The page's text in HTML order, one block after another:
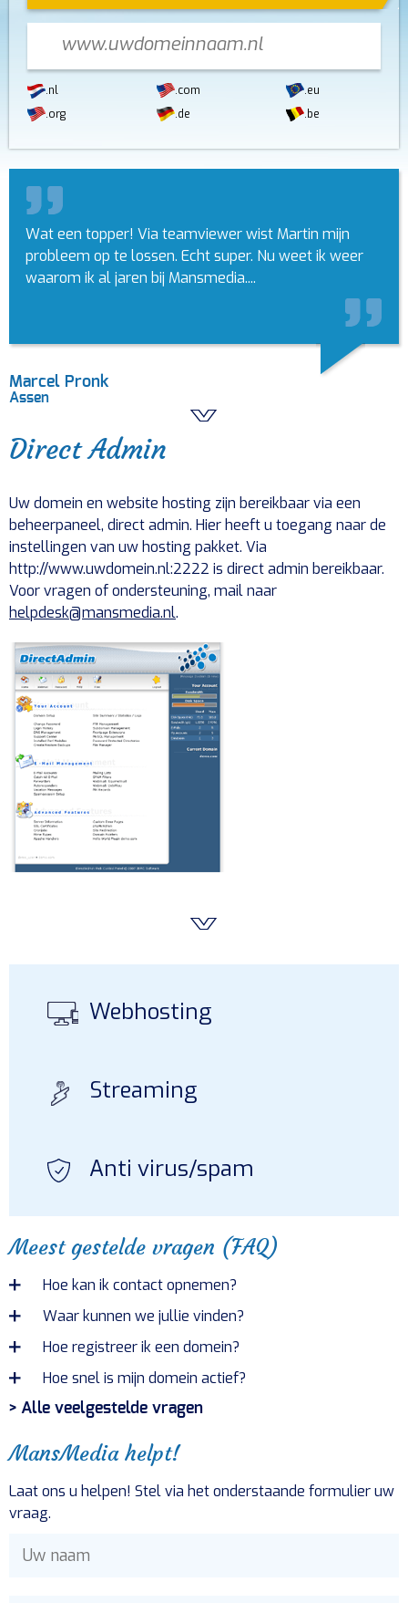
.nl .com
.eu
.org
.de .be
Wat een topper! Via teamviewer wist Martin mijn
probleem op te lossen. Echt super. Nu weet ik weer
waarom ik al jaren bij Mansmedia....
Marcel Pronk
Assen
Direct Admin
Uw domein en website hosting zijn bereikbaar via een
beheerpaneel, direct admin. Hier heeft u toegang naar de
instellingen van uw hosting pakket. Via
http://www.uwdomein.nl:2222 is direct admin bereikbaar.
Voor vragen of ondersteuning, mail naar
helpdesk@mansmedia.nl.
Webhosting
Streaming
Anti virus/spam
Meest gestelde vragen (FAQ)
Hoe kan ik contact opnemen?
Waar kunnen we jullie vinden?
Hoe registreer ik een domein?
Hoe snel is mijn domein actief?
> Alle veelgestelde vragen
MansMedia helpt!
Laat ons u helpen! Stel via het onderstaande formulier uw
vraag.